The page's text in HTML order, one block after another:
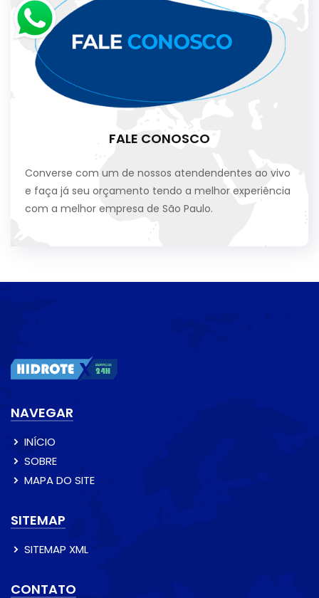
FALE CONOSCO
Converse com um de nossos atendendentes ao vivo
e faça já seu orçamento tendo a melhor experiência
com a melhor empresa de São Paulo.
NAVEGAR
INÍCIO
SOBRE
MAPA DO SITE
SITEMAP
SITEMAP XML
CONTATO